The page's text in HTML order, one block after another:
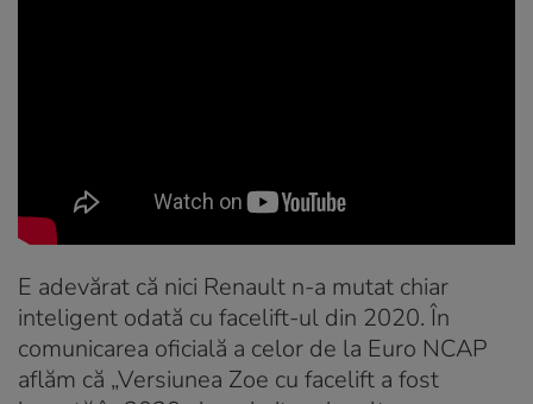
E adevărat că nici Renault n-a mutat chiar
inteligent odată cu facelift-ul din 2020. În
comunicarea oficială a celor de la Euro NCAP
aflăm că „Versiunea Zoe cu facelift a fost